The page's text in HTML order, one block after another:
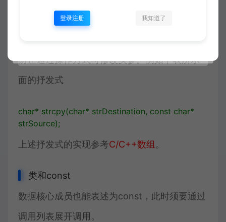
防止通过操作方式符修改实参。例如下表所示
面的抒发式
char* strcpy(char* strDestination, const char*
strSource);
上述抒发式的实现参考C/C++数组 。
类和const
数据核心成员也能表述为const，此时须要通过
调用列表展开调用。
登录注册 我知道了